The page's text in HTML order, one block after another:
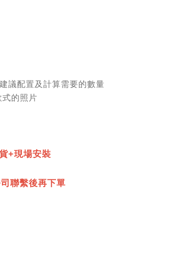
議配置及計算需要的數量
的照片
+現場安裝
聯繫後再下單